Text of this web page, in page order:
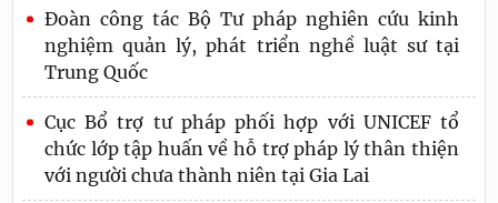
Đoàn công tác Bộ Tư pháp nghiên cứu kinh
nghiệm quản lý, phát triển nghề luật sư tại
Trung Quốc
Cục Bổ trợ tư pháp phối hợp với UNICEF tổ
chức lớp tập huấn về hỗ trợ pháp lý thân thiện
với người chưa thành niên tại Gia Lai